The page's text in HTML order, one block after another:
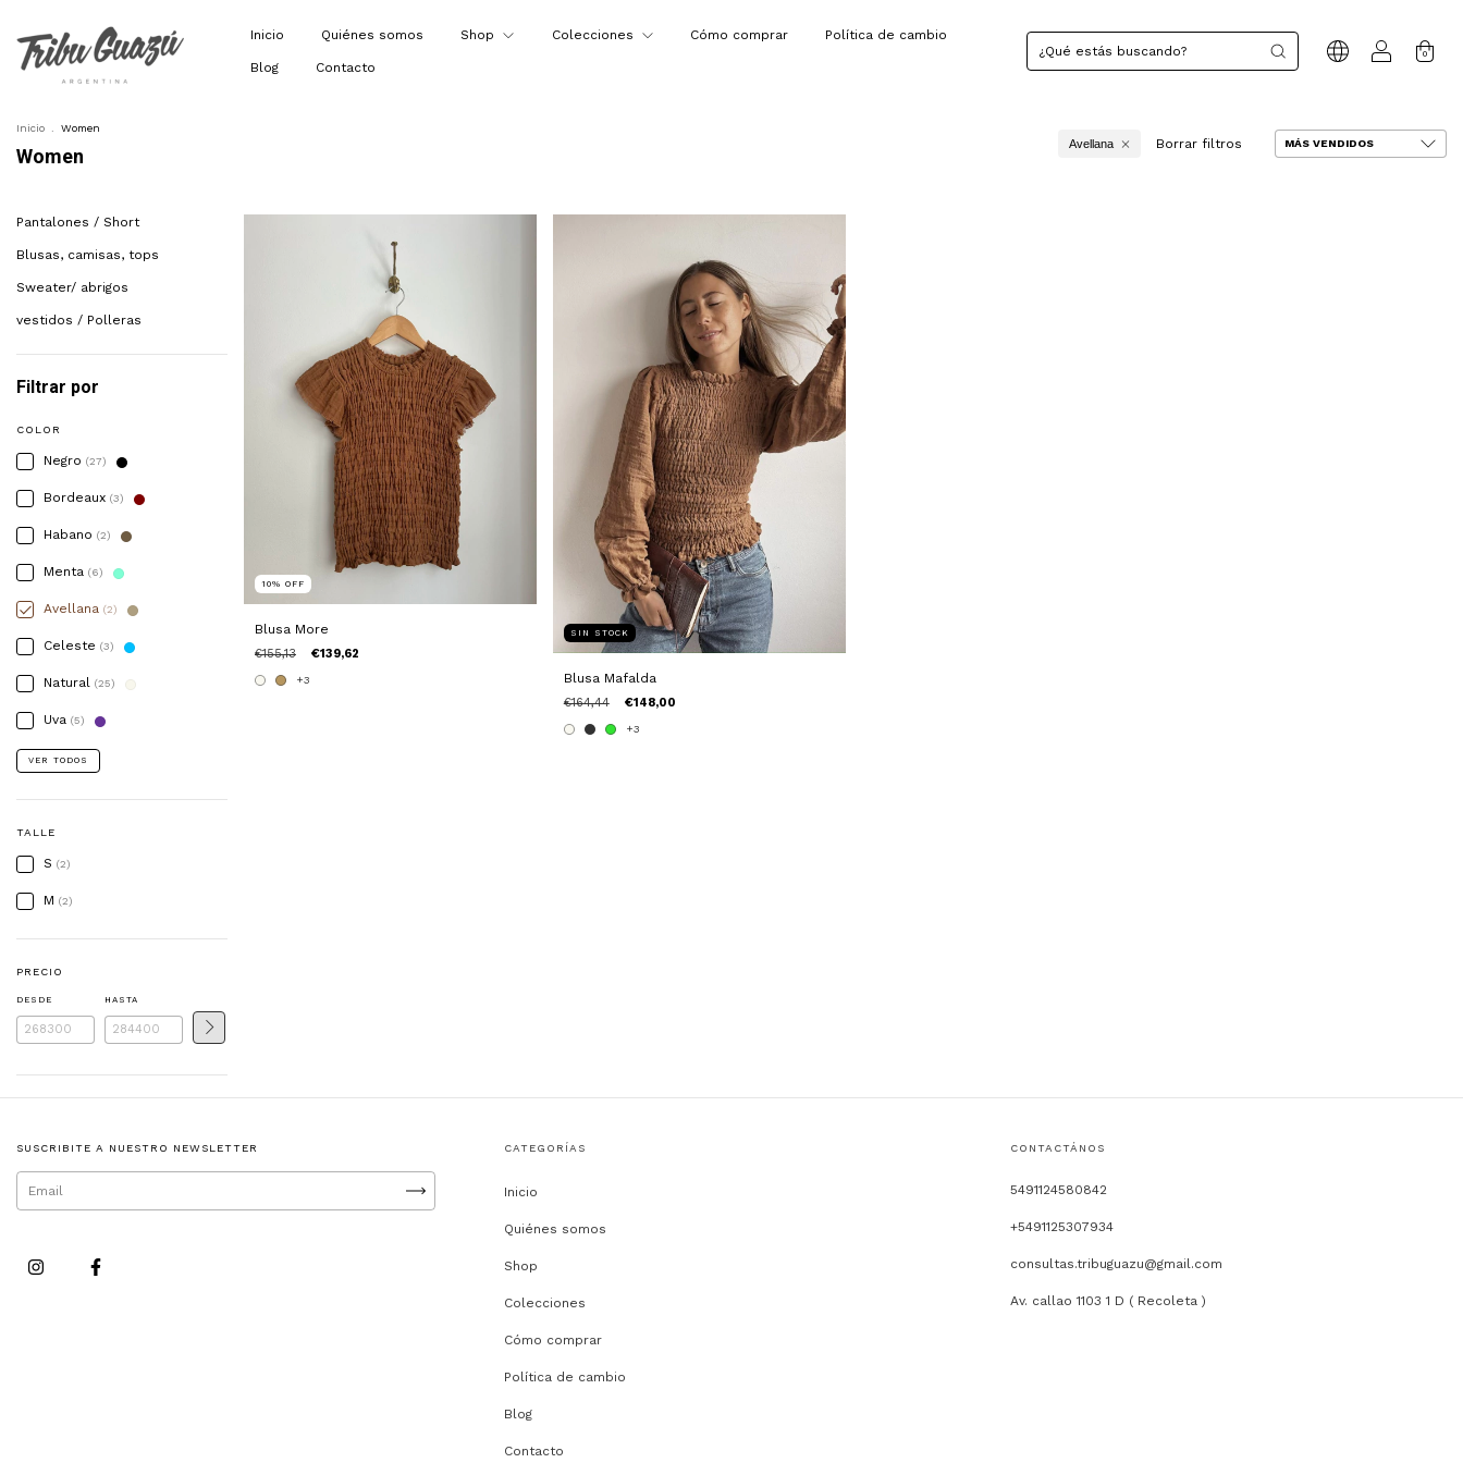
Inicio Quiénes somos Shop Colecciones Cómo comprar Política de cambio
Blog Contacto
0
Inicio Women
Women
Avellana Borrar filtros
Pantalones / Short
Blusas, camisas, tops
Sweater/ abrigos
vestidos / Polleras
Filtrar por
COLOR
Negro (27)
Bordeaux (3)
Habano (2)
Menta (6)
Avellana (2)
Celeste (3)
Natural (25)
Uva (5)
VER TODOS
TALLE
S (2)
M (2)
PRECIO
DESDE HASTA
10% OFF
Blusa More
€155,13 €139,62
+3
SIN STOCK
Blusa Mafalda
€164,44 €148,00
+3
SUSCRIBITE A NUESTRO NEWSLETTER CATEGORÍAS
Inicio
Quiénes somos
Shop
Colecciones
Cómo comprar
Política de cambio
Blog
Contacto
CONTACTÁNOS
5491124580842
+5491125307934
consultas.tribuguazu@gmail.com
Av. callao 1103 1 D ( Recoleta )